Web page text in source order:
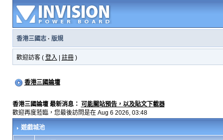
香港三國志· 版規
歡迎訪客 ( 登入 註冊)
香港三國論壇
香港三國論壇 最新消息： 可能關站預告，以及貼文下載器
歡迎再度蒞臨，您最後訪問是在 Aug 6 2026, 03:48
遊戲城池